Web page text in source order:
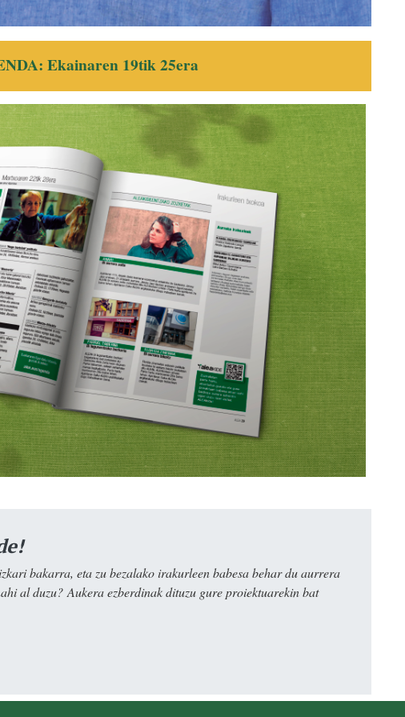
Ekainaren 19tik 25era
bakarra, eta zu bezalako irakurleen babesa behar du aurrera
al duzu? Aukera ezberdinak dituzu gure proiektuarekin bat